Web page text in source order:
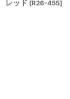
レッド [R26-455]